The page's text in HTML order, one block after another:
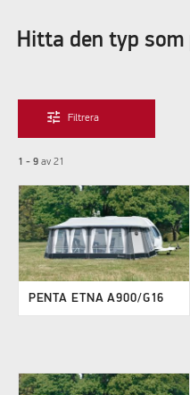
Hitta den typ
tune Filtrera
1 - 9av 21
PENTA ETNA A900/G16